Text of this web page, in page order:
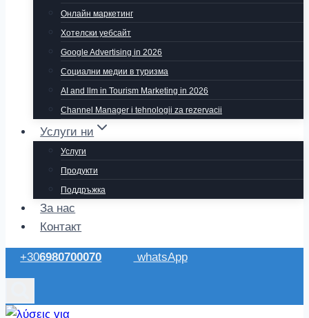
Онлайн маркетинг
Хотелски уебсайт
Google Advertising in 2026
Социални медии в туризма
AI and llm in Tourism Marketing in 2026
Channel Manager i tehnologii za rezervacii
Услуги ни
Услуги
Продукти
Поддръжка
За нас
Контакт
+306980700070 whatsApp